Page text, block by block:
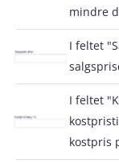
mindre
I feltet
I feltet
kostpris